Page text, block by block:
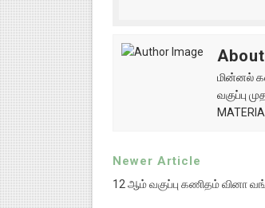
மின்னல்
வகுப்பு
Newer Article
12 ஆம் வகுப்பு கணிதம் வினா